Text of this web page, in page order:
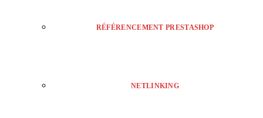
RÉFÉRENCEMENT PRESTASHOP
NETLINKING